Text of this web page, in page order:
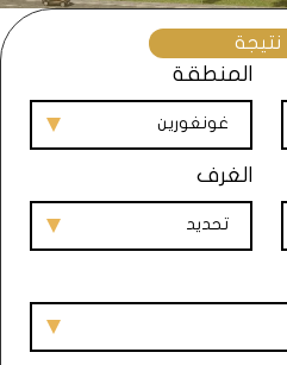
نتيجة
المنطقة
غونغورين
الغرف
تحديد